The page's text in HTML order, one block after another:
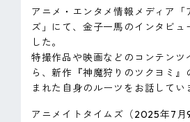
サステナビリティ
ピンマーク
EN
アニメ・エンタメ情報メディア「
ズ」にて、金子一馬のインタビュ
した。
特撮作品や映画などのコンテンツ
ら、新作『神魔狩りのツクヨミ
まれた自身のルーツをお話してい
アニメイトタイムズ（2025年7月9